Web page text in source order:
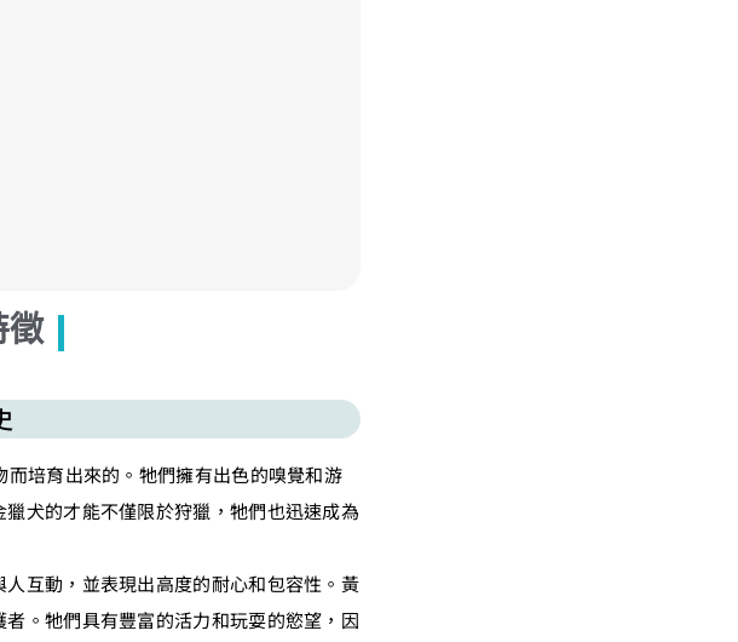
徵
培育出來的。牠們擁有出色的嗅覺和游
犬的才能不僅限於狩獵，牠們也迅速成為
互動，並表現出高度的耐心和包容性。黃
。牠們具有豐富的活力和玩耍的慾望，因